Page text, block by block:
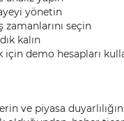
yönetin
seçin
kalın
için demo hesapları
ve piyasa